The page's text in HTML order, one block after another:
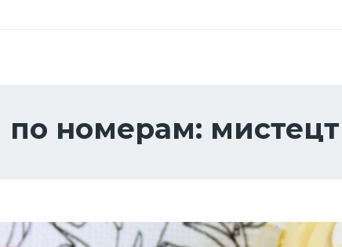
по номерам: